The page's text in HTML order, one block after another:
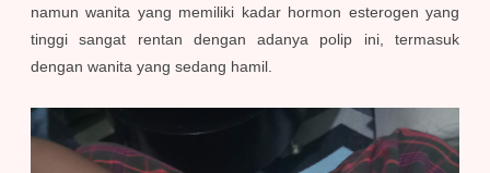
namun wanita yang memiliki kadar hormon esterogen yang
tinggi sangat rentan dengan adanya polip ini, termasuk
dengan wanita yang sedang hamil.